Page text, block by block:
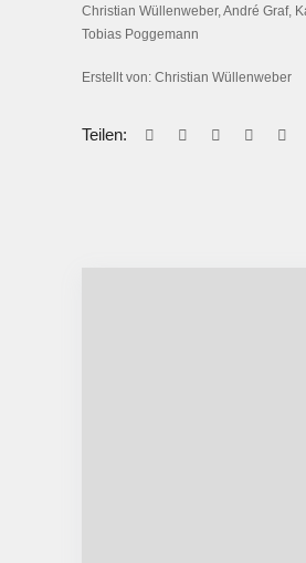
Christian Wüllenweber, André Graf,
Tobias Poggemann
Erstellt von: Christian Wüllenweber
Teilen: